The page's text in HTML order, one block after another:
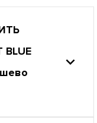
BLUE